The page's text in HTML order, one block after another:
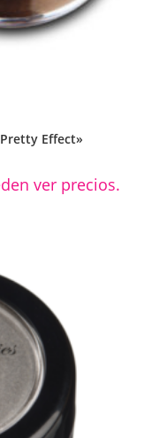
Effect»
ver precios.